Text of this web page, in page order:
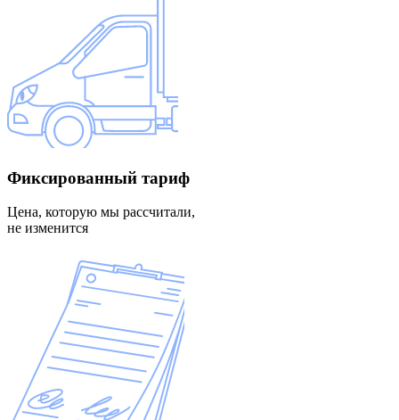
Фиксированный тариф
Цена, которую мы рассчитали,
не изменится